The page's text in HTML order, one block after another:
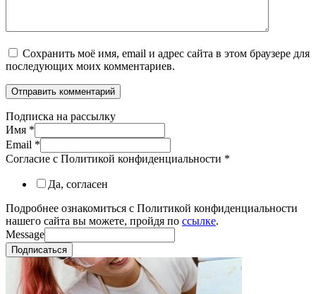
Сохранить моё имя, email и адрес сайта в этом браузере для
последующих моих комментариев.
Подписка на рассылку
Имя *
Email *
Согласие с Политикой конфиденциальности *
Да, согласен
Подробнее ознакомиться с Политикой конфиденциальности
нашего сайта вы можете, пройдя по ссылке.
Message
Подписаться